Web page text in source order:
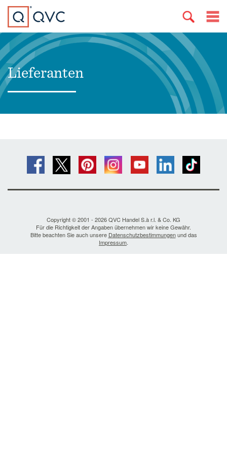
Lieferanten
Copyright © 2001 - 2026 QVC Handel S.à r.l. & Co. KG
Für die Richtigkeit der Angaben übernehmen wir keine Gewähr.
Bitte beachten Sie auch unsere Datenschutzbestimmungenund das
Impressum.